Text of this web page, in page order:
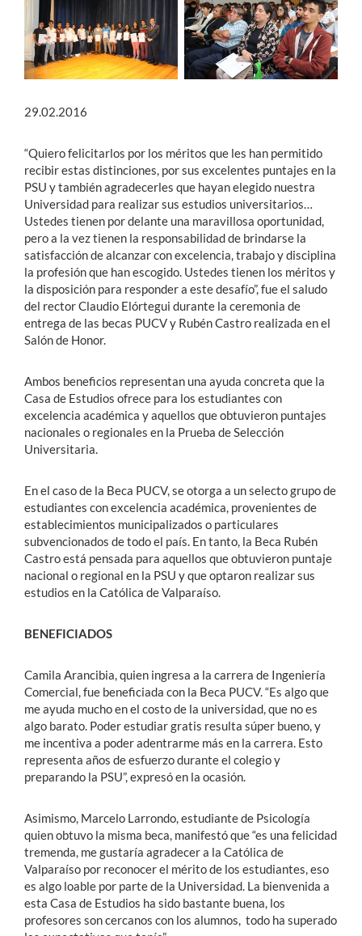
English
29.02.2016
“Quiero felicitarlos por los méritos que les han permitido
recibir estas distinciones, por sus excelentes puntajes en la
PSU y también agradecerles que hayan elegido nuestra
Universidad para realizar sus estudios universitarios…
Ustedes tienen por delante una maravillosa oportunidad,
pero a la vez tienen la responsabilidad de brindarse la
satisfacción de alcanzar con excelencia, trabajo y disciplina
la profesión que han escogido. Ustedes tienen los méritos y
la disposición para responder a este desafío”, fue el saludo
del rector Claudio Elórtegui durante la ceremonia de
entrega de las becas PUCV y Rubén Castro realizada en el
Salón de Honor.
Ambos beneficios representan una ayuda concreta que la
Casa de Estudios ofrece para los estudiantes con
excelencia académica y aquellos que obtuvieron puntajes
nacionales o regionales en la Prueba de Selección
Universitaria.
En el caso de la Beca PUCV, se otorga a un selecto grupo de
estudiantes con excelencia académica, provenientes de
establecimientos municipalizados o particulares
subvencionados de todo el país. En tanto, la Beca Rubén
Castro está pensada para aquellos que obtuvieron puntaje
nacional o regional en la PSU y que optaron realizar sus
estudios en la Católica de Valparaíso.
BENEFICIADOS
Camila Arancibia, quien ingresa a la carrera de Ingeniería
Comercial, fue beneficiada con la Beca PUCV. “Es algo que
me ayuda mucho en el costo de la universidad, que no es
algo barato. Poder estudiar gratis resulta súper bueno, y
me incentiva a poder adentrarme más en la carrera. Esto
representa años de esfuerzo durante el colegio y
preparando la PSU”, expresó en la ocasión.
Asimismo, Marcelo Larrondo, estudiante de Psicología
quien obtuvo la misma beca, manifestó que “es una felicidad
tremenda, me gustaría agradecer a la Católica de
Valparaíso por reconocer el mérito de los estudiantes, eso
es algo loable por parte de la Universidad. La bienvenida a
esta Casa de Estudios ha sido bastante buena, los
profesores son cercanos con los alumnos, todo ha superado